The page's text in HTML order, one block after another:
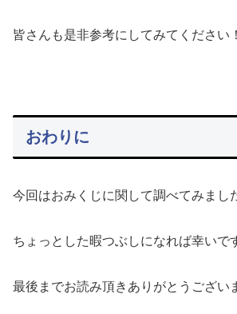
皆さんも是非参考にしてみてください！
おわりに
今回はおみくじに関して調べてみまし
ちょっとした暇つぶしになれば幸いで
最後までお読み頂きありがとうござい